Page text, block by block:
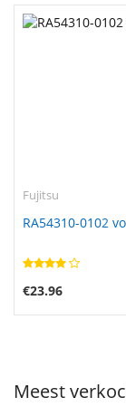
Fujitsu
RA54310-0102
€23.96
Meest